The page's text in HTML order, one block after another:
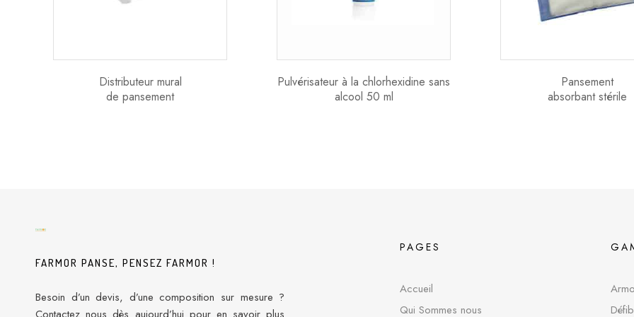
Distributeur mural
de pansement
Pulvérisateur à la chlorhexidine sans
alcool 50 ml
Pansement
absorbant stérile
FARMOR PANSE, PENSEZ FARMOR !
Besoin d’un devis, d’une composition sur mesure ?
PAGES
Accueil
Qui Sommes nous